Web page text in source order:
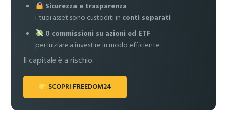
Sicurezza e trasparenza
i tuoi asset sono custoditi in conti separati
0 commissioni su azioni ed ETF
per iniziare a investire in modo efficiente
Il capitale è a rischio.
SCOPRI FREEDOM24